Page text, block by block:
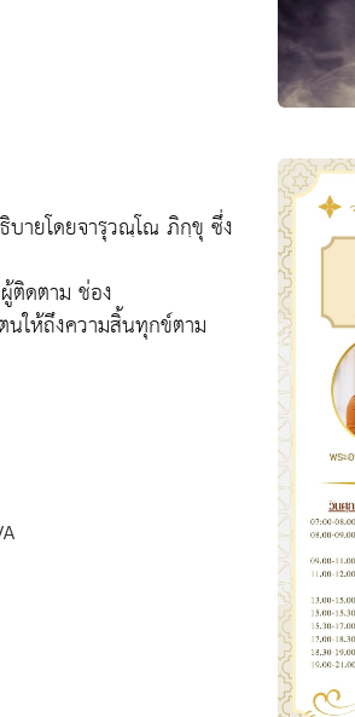
บายโดยจารุวณฺโณ ภิกฺขุ ซึ่ง
ติดตาม ช่อง
นให้ถึงความสิ้นทุกข์ตาม